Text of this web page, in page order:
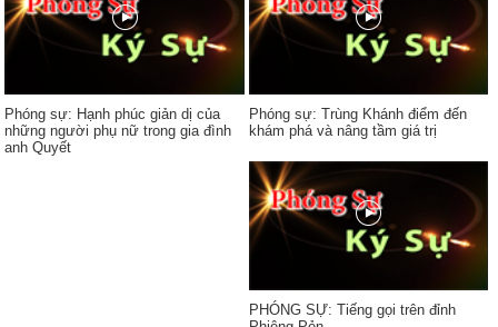
Phóng sự: Hạnh phúc giản dị của
những người phụ nữ trong gia đình
anh Quyết
Phóng sự: Trùng Khánh điểm đến
khám phá và nâng tầm giá trị
PHÓNG SỰ: Tiếng gọi trên đỉnh